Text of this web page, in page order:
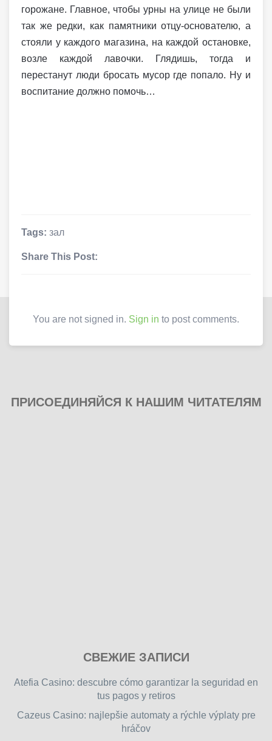
горожане. Главное, чтобы урны на улице не были
так же редки, как памятники отцу-основателю, а
стояли у каждого магазина, на каждой остановке,
возле каждой лавочки. Глядишь, тогда и
перестанут люди бросать мусор где попало. Ну и
воспитание должно помочь…
Tags: зал
Share This Post:
You are not signed in. Sign in to post comments.
ПРИСОЕДИНЯЙСЯ К НАШИМ ЧИТАТЕЛЯМ
free
games
СВЕЖИЕ ЗАПИСИ
Atefia Casino: descubre cómo garantizar la seguridad en
tus pagos y retiros
Cazeus Casino: najlepšie automaty a rýchle výplaty pre
hráčov